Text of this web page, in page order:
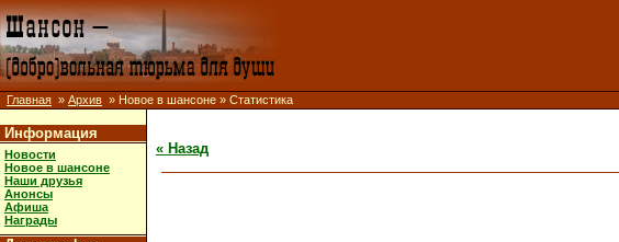
Главная » Архив » Новое в шансоне » Статистика
Информация
Новости
Новое в шансоне
Наши друзья
Анонсы
Афиша
Награды
« Назад